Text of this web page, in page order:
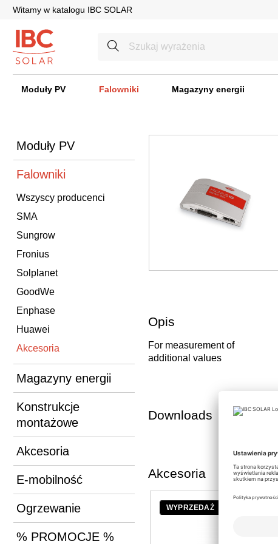
Witamy w katalogu IBC SOLAR
Moduły PV Falowniki Magazyny energii
Moduły PV
Falowniki
Wszyscy producenci
SMA
Sungrow
Fronius
Solplanet
GoodWe
Enphase
Huawei
Akcesoria
Magazyny energii
Konstrukcje
montażowe
Akcesoria
E-mobilność
Ogrzewanie
% PROMOCJE %
Opis
For measurement of
additional values
Downloads
Akcesoria
WYPRZEDAŻ